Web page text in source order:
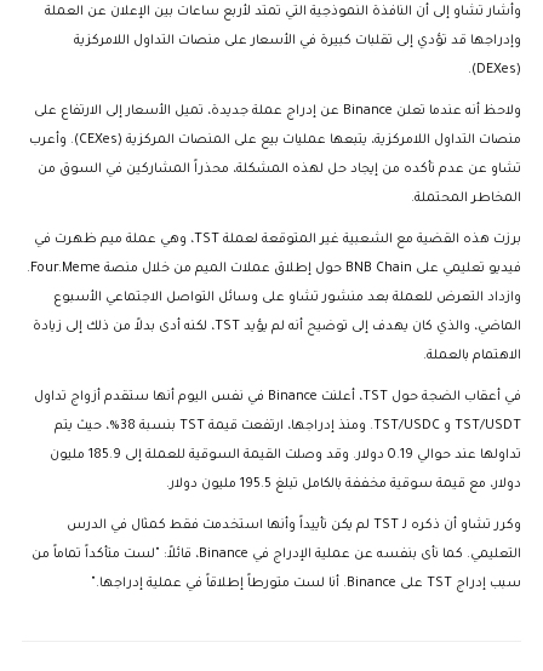
وأشار تشاو إلى أن النافذة النموذجية التي تمتد لأربع ساعات بين الإعلان عن العملة
وإدراجها قد تؤدي إلى تقلبات كبيرة في الأسعار على منصات التداول اللامركزية
(DEXes).
ولاحظ أنه عندما تعلن Binance عن إدراج عملة جديدة، تميل الأسعار إلى الارتفاع على
منصات التداول اللامركزية، يتبعها عمليات بيع على المنصات المركزية (CEXes). وأعرب
تشاو عن عدم تأكده من إيجاد حل لهذه المشكلة، محذراً المشاركين في السوق من
المخاطر المحتملة.
برزت هذه القضية مع الشعبية غير المتوقعة لعملة TST، وهي عملة ميم ظهرت في
فيديو تعليمي على BNB Chain حول إطلاق عملات الميم من خلال منصة Four.Meme.
وازداد التعرض للعملة بعد منشور تشاو على وسائل التواصل الاجتماعي الأسبوع
الماضي، والذي كان يهدف إلى توضيح أنه لم يؤيد TST، لكنه أدى بدلاً من ذلك إلى زيادة
الاهتمام بالعملة.
في أعقاب الضجة حول TST، أعلنت Binance في نفس اليوم أنها ستقدم أزواج تداول
TST/USDT و TST/USDC. ومنذ إدراجها، ارتفعت قيمة TST بنسبة 38%، حيث يتم
تداولها عند حوالي 0.19 دولار. وقد وصلت القيمة السوقية للعملة إلى 185.9 مليون
دولار، مع قيمة سوقية مخففة بالكامل تبلغ 195.5 مليون دولار.
وكرر تشاو أن ذكره لـ TST لم يكن تأييداً وأنها استخدمت فقط كمثال في الدرس
التعليمي. كما نأى بنفسه عن عملية الإدراج في Binance، قائلاً: "لست متأكداً تماماً من
سبب إدراج TST على Binance. أنا لست متورطاً إطلاقاً في عملية إدراجها."